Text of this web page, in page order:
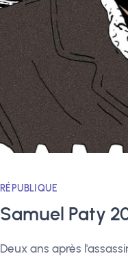
RÉPUBLIQUE
Samuel Paty
Deux ans après